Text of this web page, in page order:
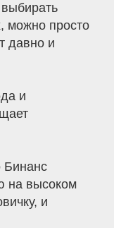
можно просто
давно и
и
Бинанс
на высоком
и